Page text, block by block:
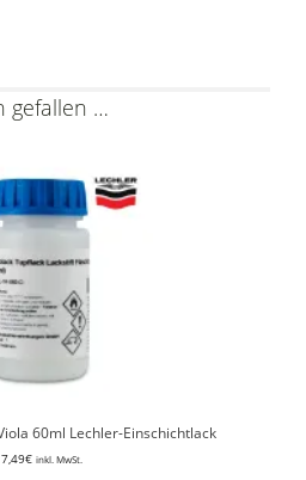
gefallen …
60ml Lechler-Einschichtlack
€ inkl. MwSt.